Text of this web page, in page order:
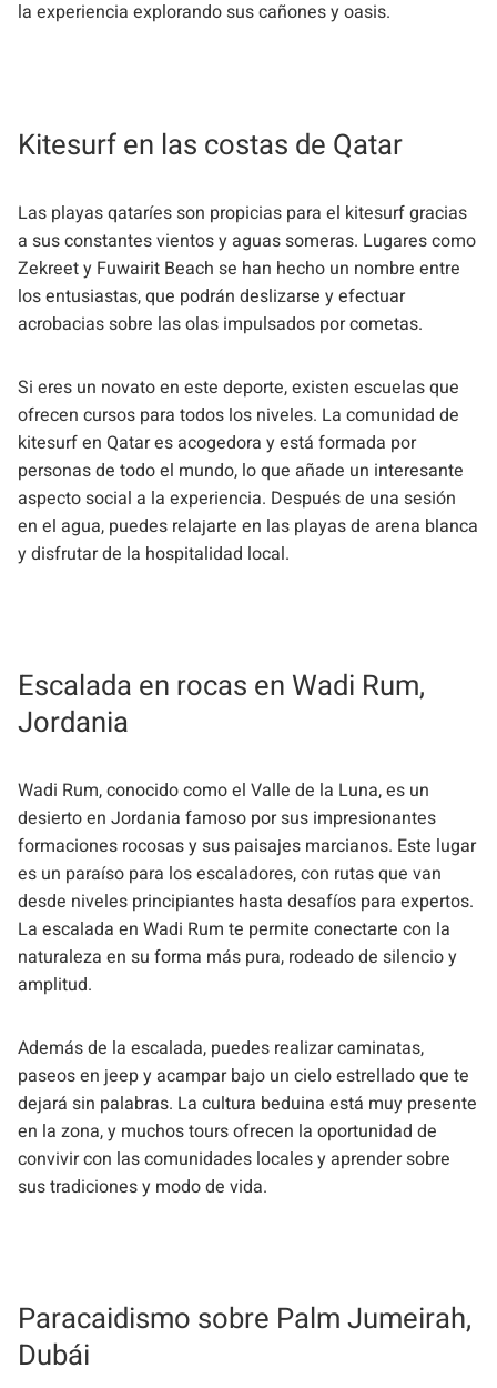
la experiencia explorando sus cañones y oasis.
Kitesurf en las costas de Qatar
Las playas qataríes son propicias para el kitesurf gracias
a sus constantes vientos y aguas someras. Lugares como
Zekreet y Fuwairit Beach se han hecho un nombre entre
los entusiastas, que podrán deslizarse y efectuar
acrobacias sobre las olas impulsados por cometas.
Si eres un novato en este deporte, existen escuelas que
ofrecen cursos para todos los niveles. La comunidad de
kitesurf en Qatar es acogedora y está formada por
personas de todo el mundo, lo que añade un interesante
aspecto social a la experiencia. Después de una sesión
en el agua, puedes relajarte en las playas de arena blanca
y disfrutar de la hospitalidad local.
Escalada en rocas en Wadi Rum,
Jordania
Wadi Rum, conocido como el Valle de la Luna, es un
desierto en Jordania famoso por sus impresionantes
formaciones rocosas y sus paisajes marcianos. Este lugar
es un paraíso para los escaladores, con rutas que van
desde niveles principiantes hasta desafíos para expertos.
La escalada en Wadi Rum te permite conectarte con la
naturaleza en su forma más pura, rodeado de silencio y
amplitud.
Además de la escalada, puedes realizar caminatas,
paseos en jeep y acampar bajo un cielo estrellado que te
dejará sin palabras. La cultura beduina está muy presente
en la zona, y muchos tours ofrecen la oportunidad de
convivir con las comunidades locales y aprender sobre
sus tradiciones y modo de vida.
Paracaidismo sobre Palm Jumeirah,
Dubái